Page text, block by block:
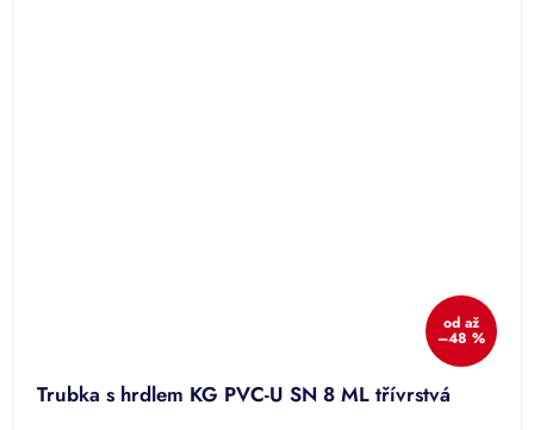
od až
–48 %
Trubka s hrdlem KG PVC-U SN 8 ML třívrstvá